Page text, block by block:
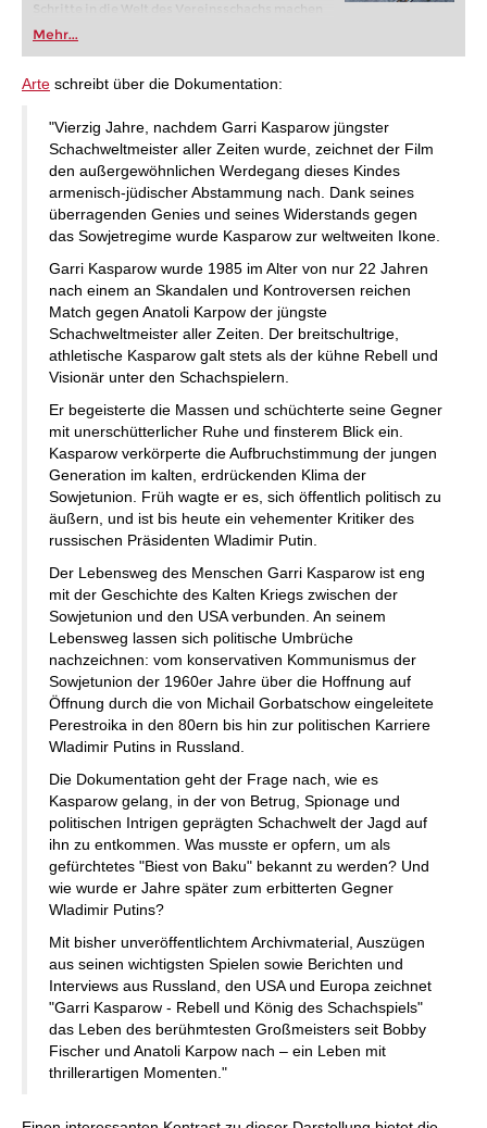
Schritte in die Welt des Vereinsschachs machen
oder bereits auf Turnierniveau spielen: Mit
FRITZ trainieren Sie effizienter, intelligenter und
individueller als je zuvor.
Mehr...
Arte schreibt über die Dokumentation:
"Vierzig Jahre, nachdem Garri Kasparow jüngster
Schachweltmeister aller Zeiten wurde, zeichnet der Film
den außergewöhnlichen Werdegang dieses Kindes
armenisch-jüdischer Abstammung nach. Dank seines
überragenden Genies und seines Widerstands gegen
das Sowjetregime wurde Kasparow zur weltweiten Ikone.
Garri Kasparow wurde 1985 im Alter von nur 22 Jahren
nach einem an Skandalen und Kontroversen reichen
Match gegen Anatoli Karpow der jüngste
Schachweltmeister aller Zeiten. Der breitschultrige,
athletische Kasparow galt stets als der kühne Rebell und
Visionär unter den Schachspielern.
Er begeisterte die Massen und schüchterte seine Gegner
mit unerschütterlicher Ruhe und finsterem Blick ein.
Kasparow verkörperte die Aufbruchstimmung der jungen
Generation im kalten, erdrückenden Klima der
Sowjetunion. Früh wagte er es, sich öffentlich politisch zu
äußern, und ist bis heute ein vehementer Kritiker des
russischen Präsidenten Wladimir Putin.
Der Lebensweg des Menschen Garri Kasparow ist eng
mit der Geschichte des Kalten Kriegs zwischen der
Sowjetunion und den USA verbunden. An seinem
Lebensweg lassen sich politische Umbrüche
nachzeichnen: vom konservativen Kommunismus der
Sowjetunion der 1960er Jahre über die Hoffnung auf
Öffnung durch die von Michail Gorbatschow eingeleitete
Perestroika in den 80ern bis hin zur politischen Karriere
Wladimir Putins in Russland.
Die Dokumentation geht der Frage nach, wie es
Kasparow gelang, in der von Betrug, Spionage und
politischen Intrigen geprägten Schachwelt der Jagd auf
ihn zu entkommen. Was musste er opfern, um als
gefürchtetes "Biest von Baku" bekannt zu werden? Und
wie wurde er Jahre später zum erbitterten Gegner
Wladimir Putins?
Mit bisher unveröffentlichtem Archivmaterial, Auszügen
aus seinen wichtigsten Spielen sowie Berichten und
Interviews aus Russland, den USA und Europa zeichnet
"Garri Kasparow - Rebell und König des Schachspiels"
das Leben des berühmtesten Großmeisters seit Bobby
Fischer und Anatoli Karpow nach – ein Leben mit
thrillerartigen Momenten."